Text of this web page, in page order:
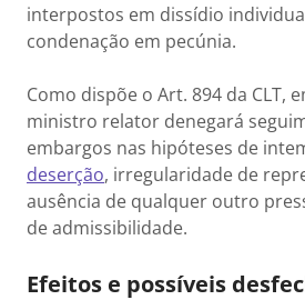
interpostos em dissídio
condenação em pecúnia.
Como dispõe o Art. 894 da CLT,
ministro relator denegará
embargos nas hipóteses de
deserção, irregularidade de
ausência de qualquer outro
de admissibilidade.
Efeitos e possíveis